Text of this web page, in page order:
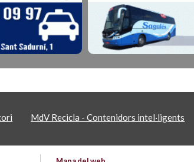
MdV Recicla - Contenidors intel·ligents